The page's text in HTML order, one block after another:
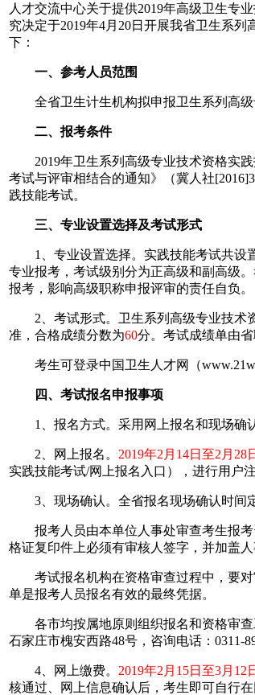
人才交流中心关于提供2019年高级卫生专
究决定于2019年4月20日开展我省卫生系
下：
一、参考人员范围
全省卫生计生机构拟申报卫生系列高级
二、报考条件
2019年卫生系列高级专业技术资格实践
考试与评审相结合的通知》（冀人社
践技能考试。
三、专业设置选择及考试形式
1、专业设置选择。实践技能考试共设置
专业报考，考试级别分为正高级和副高级
报考，影响高级职称申报评审的责任自负。
2、考试形式。卫生系列高级专业技术资
准，合格成绩分数为60分。考试成绩单由省
考生可登录中国卫生人才网（
四、考试报名申报事项
1、报名方式。采用网上报名和现场确认
2、网上报名。 2019年2月14日至2月28
实践技能考试/网上报名入口），进行用户
3、现场确认。全省报名现场确认时间
报考人员由本单位人事处审查考生报考
格证复印件上必须有审核人签字，并加盖
考试报名机构在资格审查过程中，要对
单是报考人员报名有效的最终凭据。
各市均按属地原则组织报名和资格审查
石家庄市槐安西路48号，咨询电话：0311-
4、网上缴费。 2019年2月15日至3月12
核通过、网上信息确认后，考生即可自行